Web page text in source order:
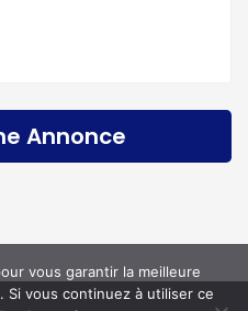
Annonce
vous garantir la meilleure
vous continuez à utiliser ce